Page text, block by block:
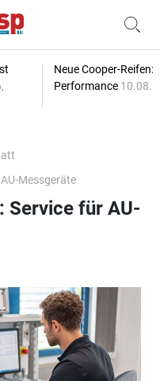
Neue Cooper-Reifen:
Performance
Messgeräte
Service für AU-